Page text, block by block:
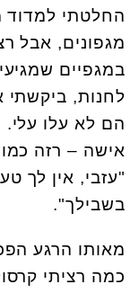
החלטתי למדוד
מגפונים, אבל
במגפיים
לחנות,
הם לא עלו עלי.
אישה – רזה
"עזבי, אין לך
בשבילך".
מאותו הרגע
כמה רציתי